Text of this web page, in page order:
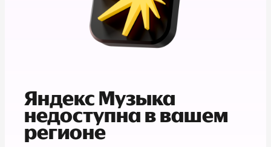
Яндекс Музыка
недоступна в вашем
регионе